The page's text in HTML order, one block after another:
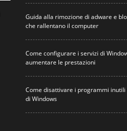
Guida alla rimozione di adware e
che rallentano il computer
Come configurare i servizi di
aumentare le prestazioni
Come disattivare i programmi inutili
di Windows